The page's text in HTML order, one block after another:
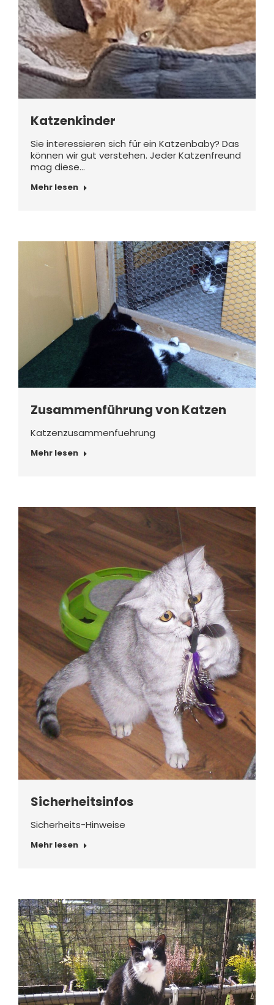
Katzenkinder
Sie interessieren sich für ein Katzenbaby? Das
können wir gut verstehen. Jeder Katzenfreund
mag diese…
Mehr lesen
Zusammenführung von Katzen
Katzenzusammenfuehrung
Mehr lesen
Sicherheitsinfos
Sicherheits-Hinweise
Mehr lesen